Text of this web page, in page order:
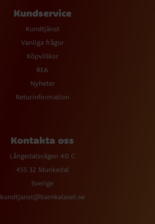
Kundservice
Kundtjänst
Vanliga frågor
Köpvillkor
REA
Nyheter
Returinformation
Kontakta oss
Långedalsvägen 40 C
455 32 Munkedal
Sverige
kundtjanst@barnkalaset.se